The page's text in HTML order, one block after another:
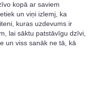
kopā ar saviem
un viņi izlemj, ka
kuras uzdevums ir
lai sāktu patstāvīgu dzīvi,
un viss sanāk ne tā, kā